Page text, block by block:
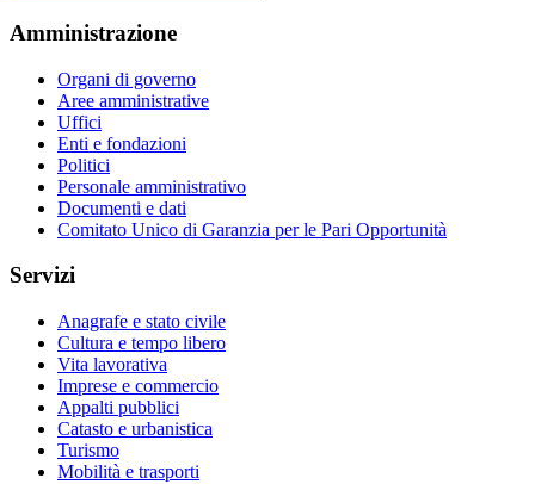
Amministrazione
Organi di governo
Aree amministrative
Uffici
Enti e fondazioni
Politici
Personale amministrativo
Documenti e dati
Comitato Unico di Garanzia per le Pari Opportunità
Servizi
Anagrafe e stato civile
Cultura e tempo libero
Vita lavorativa
Imprese e commercio
Appalti pubblici
Catasto e urbanistica
Turismo
Mobilità e trasporti